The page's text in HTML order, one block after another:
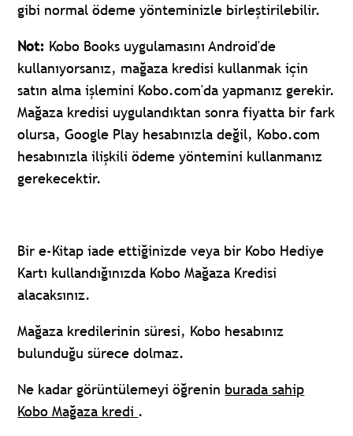
gibi normal ödeme yönteminizle birleştirilebilir.
Not: Kobo Books uygulamasını Android'de
kullanıyorsanız, mağaza kredisi kullanmak için
satın alma işlemini Kobo.com'da yapmanız gerekir.
Mağaza kredisi uygulandıktan sonra fiyatta bir fark
olursa, Google Play hesabınızla değil, Kobo.com
hesabınızla ilişkili ödeme yöntemini kullanmanız
gerekecektir.
Bir e-Kitap iade ettiğinizde veya bir Kobo Hediye
Kartı kullandığınızda Kobo Mağaza Kredisi
alacaksınız.
Mağaza kredilerinin süresi, Kobo hesabınız
bulunduğu sürece dolmaz.
Ne kadar görüntülemeyi öğrenin burada sahip
Kobo Mağaza kredi .